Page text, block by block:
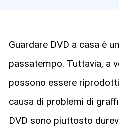
Copia Blu-ray
Guardare DVD a casa è
passatempo. Tuttavia, a
possono essere
causa di problemi di
DVD sono piuttosto